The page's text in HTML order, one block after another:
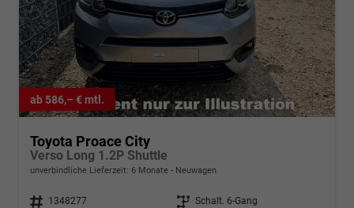
ab 586,– € mtl.
Toyota Proace City
Verso Long 1.2P Shuttle
unverbindliche Lieferzeit: 6 Monate Neuwagen
Fahrzeugnr. 1348277 Getriebe Schalt. 6-Gang